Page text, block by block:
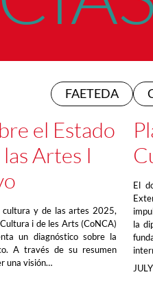
FAETEDA
el Estado
Artes I
cultura y de las artes 2025,
i de les Arts (CoNCA)
un diagnóstico sobre la
A través de su resumen
una visión…
El
la